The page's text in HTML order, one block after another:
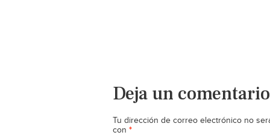
Deja un comentario
Tu dirección de correo electrónico no
con *